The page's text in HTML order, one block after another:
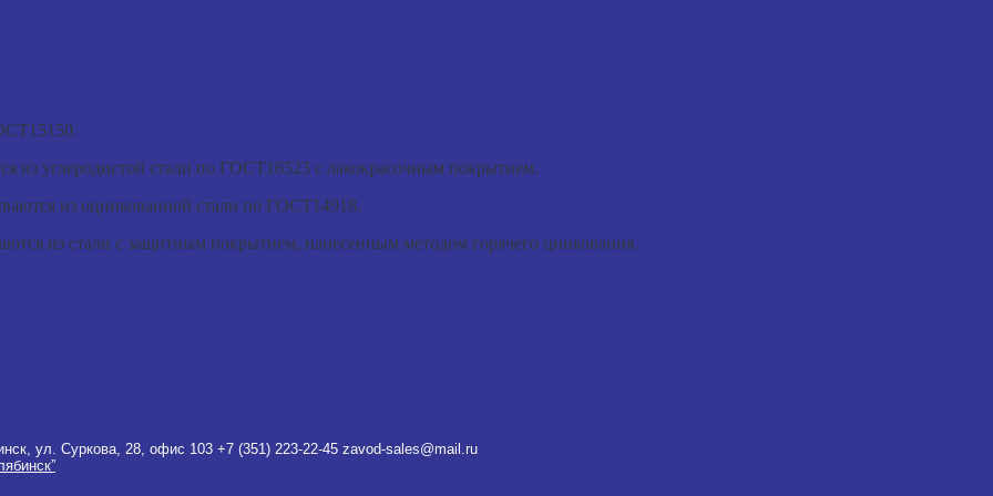
из углеродистой стали по ГОСТ16523 с лакокрасочным покрытием.
из оцинкованной стали по ГОСТ14918.
из стали с защитным покрытием, нанесенным методом горячего цинкования.
ул. Суркова, 28, офис 103 +7 (351) 223-22-45 zavod-sales@mail.ru